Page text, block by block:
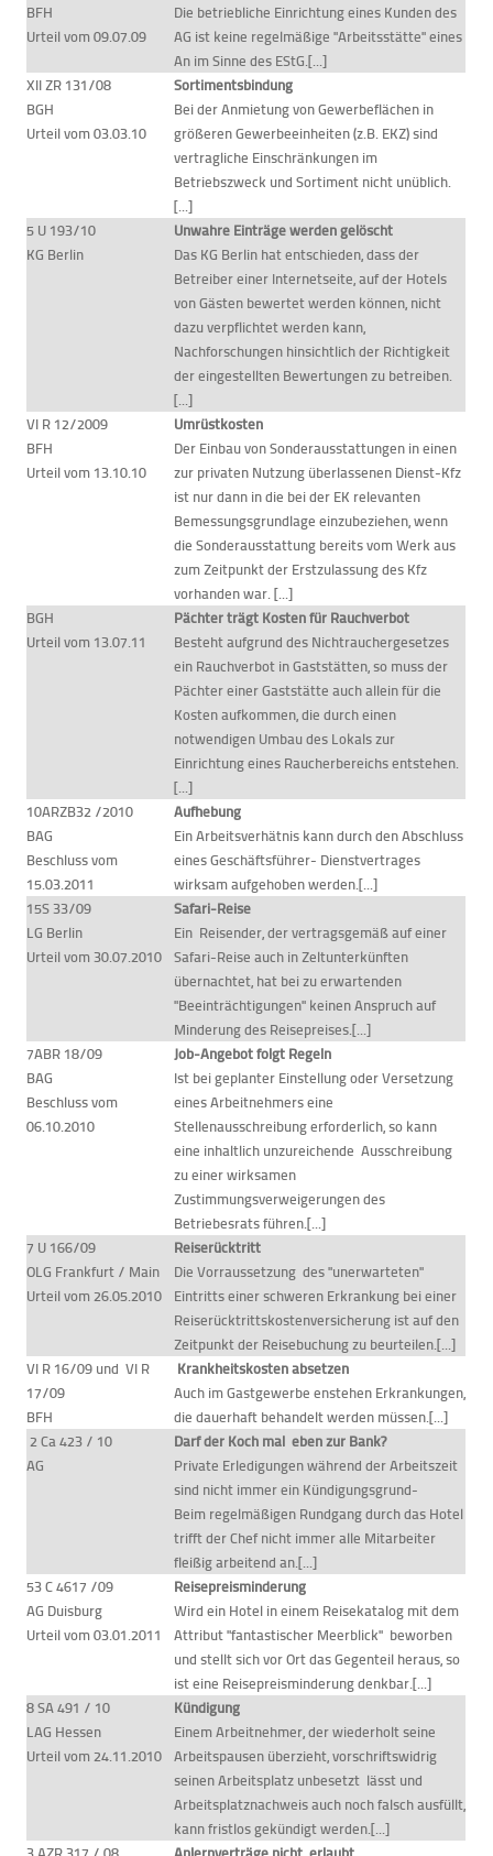
BFH
Urteil vom 09.07.09
Die betriebliche Einrichtung eines Kunden des
AG ist keine regelmäßige "Arbeitsstätte" eines
An im Sinne des EStG.[...]
XII ZR 131/08
BGH
Urteil vom 03.03.10
Sortimentsbindung
Bei der Anmietung von Gewerbeflächen in
größeren Gewerbeeinheiten (z.B. EKZ) sind
vertragliche Einschränkungen im
Betriebszweck und Sortiment nicht unüblich.
[...]
5 U 193/10
KG Berlin
Unwahre Einträge werden gelöscht
Das KG Berlin hat entschieden, dass der
Betreiber einer Internetseite, auf der Hotels
von Gästen bewertet werden können, nicht
dazu verpflichtet werden kann,
Nachforschungen hinsichtlich der Richtigkeit
der eingestellten Bewertungen zu betreiben.
[...]
VI R 12/2009
BFH
Urteil vom 13.10.10
Umrüstkosten
Der Einbau von Sonderausstattungen in einen
zur privaten Nutzung überlassenen Dienst-Kfz
ist nur dann in die bei der EK relevanten
Bemessungsgrundlage einzubeziehen, wenn
die Sonderausstattung bereits vom Werk aus
zum Zeitpunkt der Erstzulassung des Kfz
vorhanden war. [...]
BGH
Urteil vom 13.07.11
Pächter trägt Kosten für Rauchverbot
Besteht aufgrund des Nichtrauchergesetzes
ein Rauchverbot in Gaststätten, so muss der
Pächter einer Gaststätte auch allein für die
Kosten aufkommen, die durch einen
notwendigen Umbau des Lokals zur
Einrichtung eines Raucherbereichs entstehen.
[...]
10ARZB32 /2010
BAG
Beschluss vom
15.03.2011
Aufhebung
Ein Arbeitsverhätnis kann durch den Abschluss
eines Geschäftsführer- Dienstvertrages
wirksam aufgehoben werden.[...]
15S 33/09
LG Berlin
Urteil vom 30.07.2010
Safari-Reise
Ein Reisender, der vertragsgemäß auf einer
Safari-Reise auch in Zeltunterkünften
übernachtet, hat bei zu erwartenden
"Beeinträchtigungen" keinen Anspruch auf
Minderung des Reisepreises.[...]
7ABR 18/09
BAG
Beschluss vom
06.10.2010
Job-Angebot folgt Regeln
Ist bei geplanter Einstellung oder Versetzung
eines Arbeitnehmers eine
Stellenausschreibung erforderlich, so kann
eine inhaltlich unzureichende Ausschreibung
zu einer wirksamen
Zustimmungsverweigerungen des
Betriebesrats führen.[...]
7 U 166/09
OLG Frankfurt / Main
Urteil vom 26.05.2010
Reiserücktritt
Die Vorraussetzung des "unerwarteten"
Eintritts einer schweren Erkrankung bei einer
Reiserücktrittskostenversicherung ist auf den
Zeitpunkt der Reisebuchung zu beurteilen.[...]
VI R 16/09 und VI R
17/09
BFH
Krankheitskosten absetzen
Auch im Gastgewerbe enstehen Erkrankungen,
die dauerhaft behandelt werden müssen.[...]
2 Ca 423 / 10
AG
Darf der Koch mal eben zur Bank?
Private Erledigungen während der Arbeitszeit
sind nicht immer ein Kündigungsgrund-
Beim regelmäßigen Rundgang durch das Hotel
trifft der Chef nicht immer alle Mitarbeiter
fleißig arbeitend an.[...]
53 C 4617 /09
AG Duisburg
Urteil vom 03.01.2011
Reisepreisminderung
Wird ein Hotel in einem Reisekatalog mit dem
Attribut "fantastischer Meerblick" beworben
und stellt sich vor Ort das Gegenteil heraus, so
ist eine Reisepreisminderung denkbar.[...]
8 SA 491 / 10
LAG Hessen
Urteil vom 24.11.2010
Kündigung
Einem Arbeitnehmer, der wiederholt seine
Arbeitspausen überzieht, vorschriftswidrig
seinen Arbeitsplatz unbesetzt lässt und
Arbeitsplatznachweis auch noch falsch ausfüllt,
kann fristlos gekündigt werden.[...]